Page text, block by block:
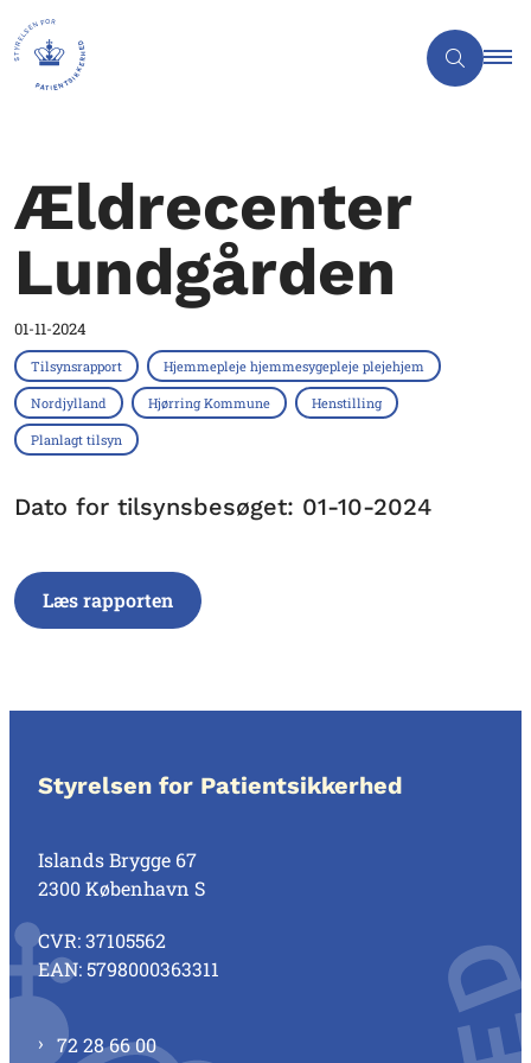
Ældrecenter
Lundgården
01-11-2024
Tilsynsrapport Hjemmepleje hjemmesygepleje plejehjem
Nordjylland Hjørring Kommune Henstilling
Planlagt tilsyn
Dato for tilsynsbesøget: 01-10-2024
Læs rapporten
Styrelsen for Patientsikkerhed
Islands Brygge 67
2300 København S
CVR: 37105562
EAN: 5798000363311
72 28 66 00